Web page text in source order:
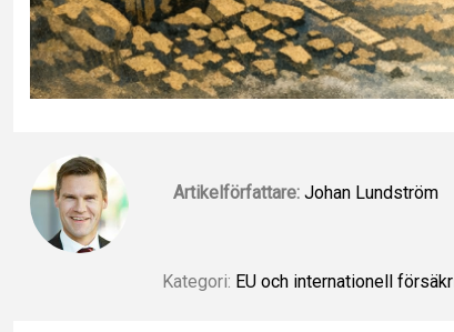
Artikelförfattare: Johan Lundström
Kategori: EU och internationell